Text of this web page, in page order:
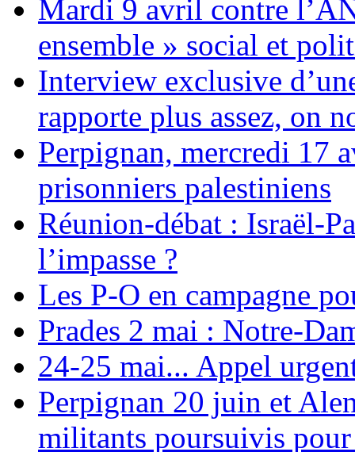
Mardi 9 avril contre
ensemble » social et
Interview exclusive
rapporte plus assez, on
Perpignan, mercredi 17
prisonniers palestiniens
Réunion-débat : Israël-
l’impasse ?
Les P-O en campagne
Prades 2 mai : Notre-
24-25 mai... Appel
Perpignan 20 juin et
militants poursuivis